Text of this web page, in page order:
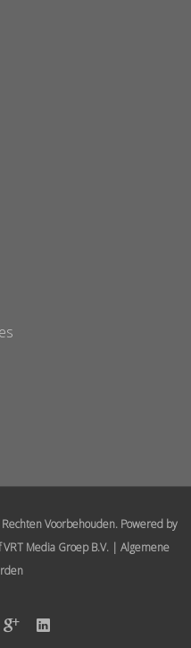
Voorbehouden. Powered by
VRT Media Groep B.V.| Algemene
GoogleLinked